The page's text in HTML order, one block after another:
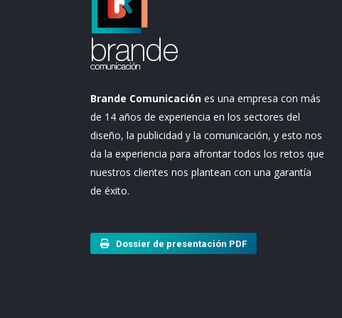
Brande Comunicación es una empresa con más
de 14 años de experiencia en los sectores del
diseño, la publicidad y la comunicación, y esto nos
da la experiencia para afrontar todos los retos que
nuestros clientes nos plantean con una garantía
de éxito.
Dossier de presentación PDF